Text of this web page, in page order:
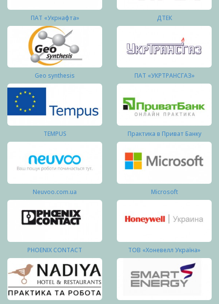
ПАТ «Укрнафта» ДТЕК
Geo synthesis ПАТ «УКРТРАНСГАЗ»
TEMPUS Практика в Приват Банку
Neuvoo.com.ua Microsoft
PHOENIX CONTACT ТОВ «Хоневелл Україна»